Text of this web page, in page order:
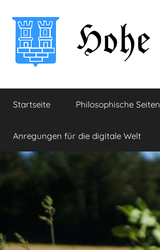
Inhalt
springen
Hohe
Warte
Startseite Philosophische Seiten
Anregungen für die digitale Welt